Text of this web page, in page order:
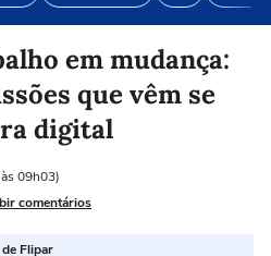
em mudança:
que vêm se
digital
09h03)
comentários
Flipar